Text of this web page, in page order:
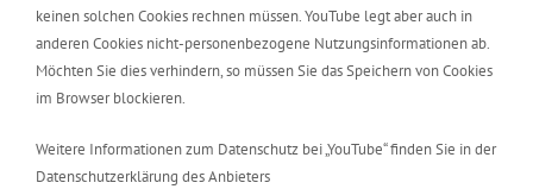
keinen solchen Cookies rechnen müssen. YouTube legt aber auch in
anderen Cookies nicht-personenbezogene Nutzungsinformationen ab.
Möchten Sie dies verhindern, so müssen Sie das Speichern von Cookies
im Browser blockieren.
Weitere Informationen zum Datenschutz bei „YouTube“ finden Sie in der
Datenschutzerklärung des Anbieters